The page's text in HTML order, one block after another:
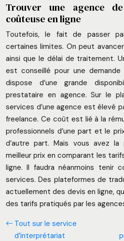
Trouver une agence
coûteuse en ligne
Toutefois, le fait de passer
certaines limites. On peut
ainsi que le délai de traitement.
est conseillé pour une
dispose d’une grande
prestataire en agence. Sur le
services d’une agence est élevé
freelance. Ce coût est lié à la
professionnels d’une part et le
d’autre part. Mais vous avez
meilleur prix en comparant les
ligne. Il faudra néanmoins tenir
services. Des plateformes de
actuellement des devis en ligne,
des tarifs pratiqués par les
Tout sur le service
d’interprétariat